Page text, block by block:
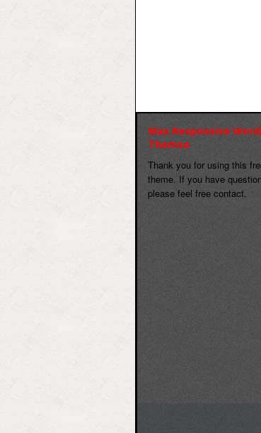
Max Responsive
Themse
Thank you for using this
theme. If you have
please feel free contact.